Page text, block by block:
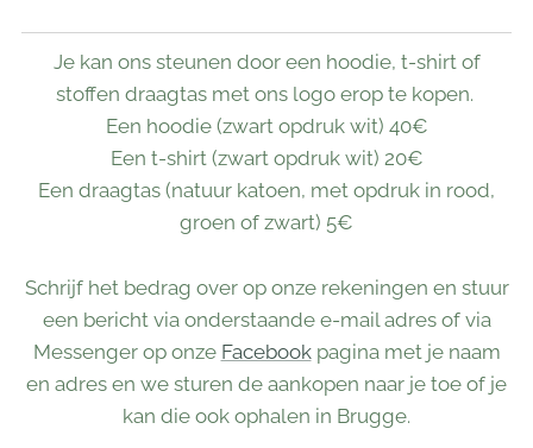
Je kan ons steunen door een hoodie, t-shirt of
stoffen draagtas met ons logo erop te kopen.
Een hoodie (zwart opdruk wit) 40€
Een t-shirt (zwart opdruk wit) 20€
Een draagtas (natuur katoen, met opdruk in rood,
groen of zwart) 5€
Schrijf het bedrag over op onze rekeningen en stuur
een bericht via onderstaande e-mail adres of via
Messenger op onze Facebookpagina met je naam
en adres en we sturen de aankopen naar je toe of je
kan die ook ophalen in Brugge.